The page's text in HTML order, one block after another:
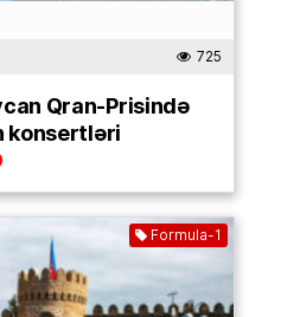
725
Qran-Prisində
konsertləri
Formula-1